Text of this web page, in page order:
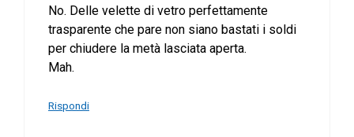
No. Delle velette di vetro perfettamente
trasparente che pare non siano bastati i soldi
per chiudere la metà lasciata aperta.
Mah.
Rispondi